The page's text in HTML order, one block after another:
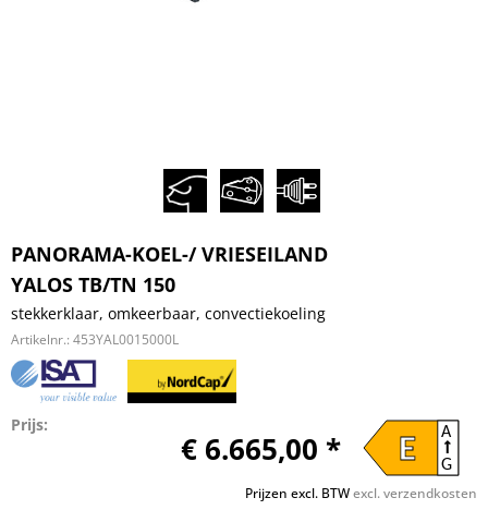
PANORAMA-KOEL-/ VRIESEILAND
YALOS TB/TN 150
stekkerklaar, omkeerbaar, convectiekoeling
Artikelnr.: 453YAL0015000L
Prijs:
€ 6.665,00 * A
G
E
Prijzen excl. BTWexcl. verzendkosten